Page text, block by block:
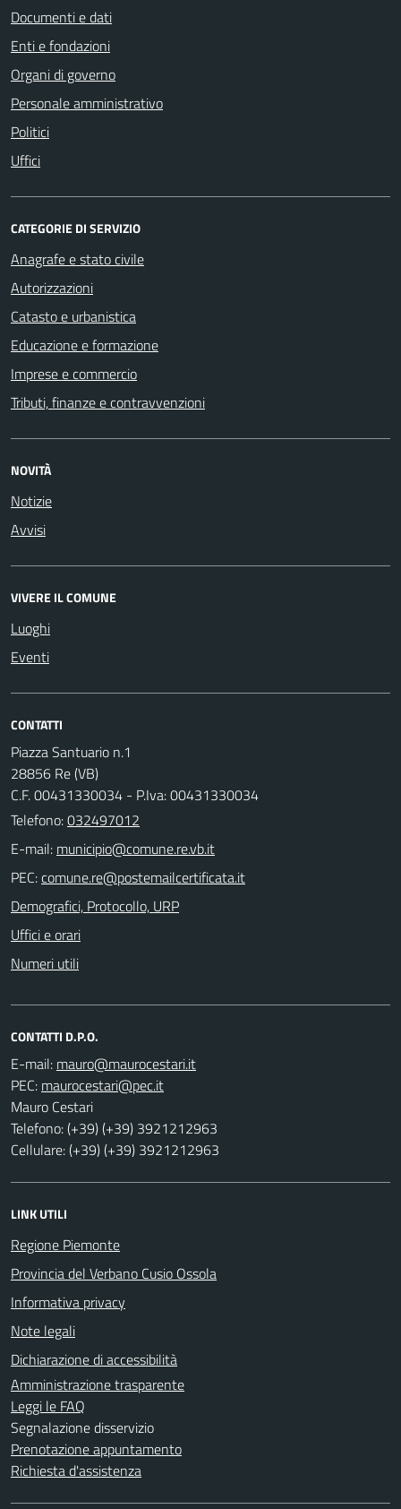
Documenti e dati
Enti e fondazioni
Organi di governo
Personale amministrativo
Politici
Uffici
CATEGORIE DI SERVIZIO
Anagrafe e stato civile
Autorizzazioni
Catasto e urbanistica
Educazione e formazione
Imprese e commercio
Tributi, finanze e contravvenzioni
NOVITÀ
Notizie
Avvisi
VIVERE IL COMUNE
Luoghi
Eventi
CONTATTI
Piazza Santuario n.1
28856 Re (VB)
C.F. 00431330034 - P.Iva: 00431330034
Telefono:032497012
E-mail:
PEC:
Demografici, Protocollo, URP
Uffici e orari
Numeri utili
CONTATTI D.P.O.
E-mail:
PEC:
Mauro Cestari
Telefono: (+39) (+39) 3921212963
Cellulare: (+39) (+39) 3921212963
LINK UTILI
Regione Piemonte
Provincia del Verbano Cusio Ossola
Informativa privacy
Note legali
Dichiarazione di accessibilità
Amministrazione trasparente
Leggi le FAQ
Segnalazione disservizio
Prenotazione appuntamento
Richiesta d'assistenza